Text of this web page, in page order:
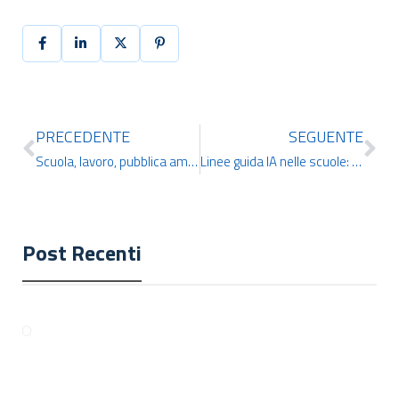
PRECEDENTE
Scuola, lavoro, pubblica amministrazione: l’alfabetizzazione sull’IA non è più una scelta.
SEGUENTE
Linee guida IA nelle scuole: cosa prevede il MIM
Post Recenti